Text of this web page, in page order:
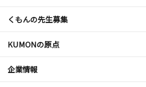
くもんの先生募集
KUMONの原点
企業情報